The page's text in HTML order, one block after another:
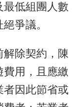
最低組團人數
爭議。
解除契約，陳
費用，且應繳
者因此節省或